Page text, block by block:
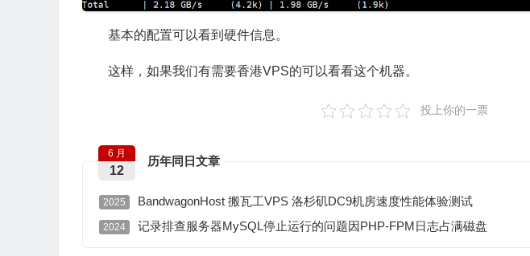
基本的配置可以看到硬件信息。
这样，如果我们有需要香港VPS的可以看看这个机器。
投上你的一票
历年同日文章
6 月
12
2025 BandwagonHost 搬瓦工VPS 洛杉矶DC9机房速度性能体验测试
2024 记录排查服务器MySQL停止运行的问题因PHP-FPM日志占满磁盘